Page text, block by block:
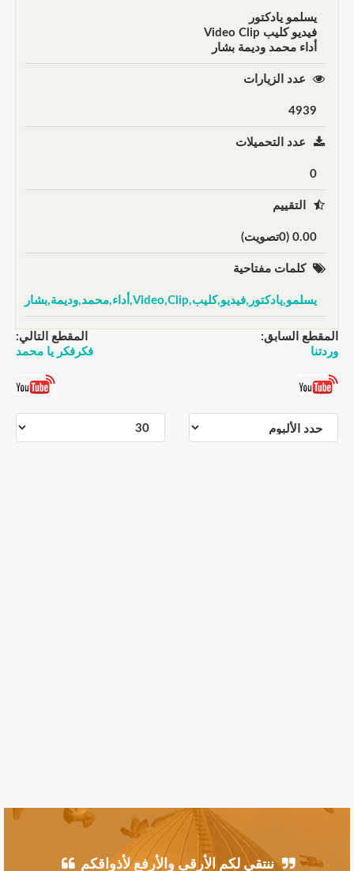
يسلمو يادكتور
فيديو كليب Video Clip
أداء محمد وديمة بشار
عدد الزيارات
4939
عدد التحميلات
0
التقييم
0.00 (0تصويت)
كلمات مفتاحية
يسلمو,يادكتور,فيديو,كليب,Video,Clip,أداء,محمد,وديمة,بشار
المقطع السابق:
وردتنا
المقطع التالي:
فكرفكر يا محمد
ننتقي لكم الأرقى والأرفع لأذواقكم